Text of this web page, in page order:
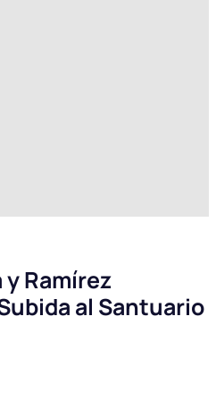
Ramírez
al Santuario